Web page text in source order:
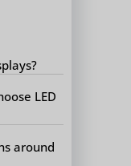
LED
around